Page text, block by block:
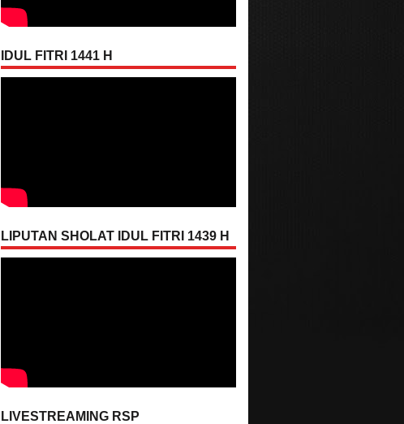
IDUL FITRI 1441 H
LIPUTAN SHOLAT IDUL FITRI 1439 H
LIVESTREAMING RSP